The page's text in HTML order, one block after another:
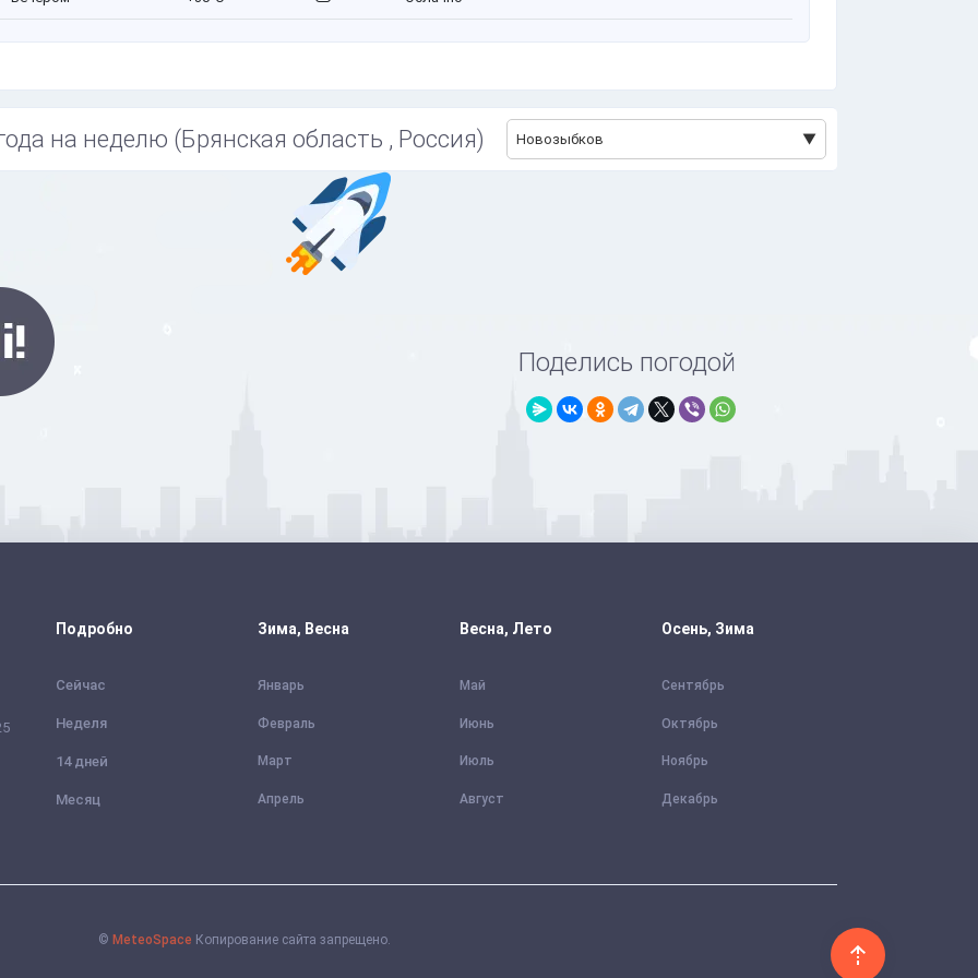
на неделю (Брянская область , Россия) Новозыбков
Поделись погодой
Подробно
Сейчас
Неделя
14 дней
Месяц
Зима, Весна
Январь
Февраль
Март
Апрель
Весна, Лето
Май
Июнь
Июль
Август
Осень, Зима
Сентябрь
Октябрь
Ноябрь
Декабрь
© MeteoSpace Копирование сайта запрещено.